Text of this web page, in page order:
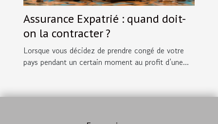
Assurance Expatrié : quand doit-
on la contracter ?
Lorsque vous décidez de prendre congé de votre
pays pendant un certain moment au profit d’une...